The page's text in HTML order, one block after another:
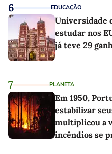
6 EDUCAÇÃO
Universidade
estudar nos
já teve 29
7 PLANETA
Em 1950,
estabilizar
multiplicou a
incêndios se